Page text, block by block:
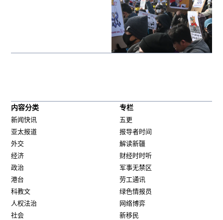
内容分类
新闻快讯
亚太报道
外交
经济
政治
港台
科教文
人权法治
社会
专栏
五更
报导者时间
解读新疆
财经时时听
军事无禁区
劳工通讯
绿色情报员
网络博弈
新移民